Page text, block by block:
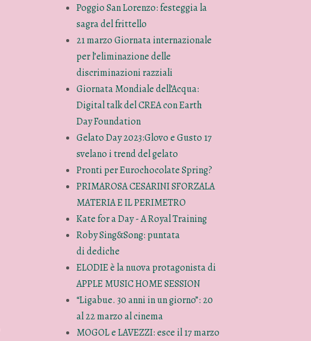
Poggio San Lorenzo: festeggia la
sagra del frittello
21 marzo Giornata internazionale
per l’eliminazione delle
discriminazioni razziali
Giornata Mondiale dell’Acqua:
Digital talk del CREA con Earth
Day Foundation
Gelato Day 2023:Glovo e Gusto 17
svelano i trend del gelato
Pronti per Eurochocolate Spring?
PRIMAROSA CESARINI SFORZALA
MATERIA E IL PERIMETRO
Kate for a Day - A Royal Training
Roby Sing&Song: puntata
di dediche
ELODIE è la nuova protagonista di
APPLE MUSIC HOME SESSION
“Ligabue. 30 anni in un giorno”: 20
al 22 marzo al cinema
MOGOL e LAVEZZI: esce il 17 marzo